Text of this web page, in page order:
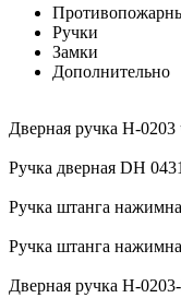
Ручки
Замки
Дополнительно
Дверная ручка H-0203
Ручка дверная DH
Ручка штанга
Ручка штанга
Дверная ручка H-